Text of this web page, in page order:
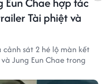
Tài phiệt và
sát 2 hé lộ màn kết
Jung Eun Chae trong